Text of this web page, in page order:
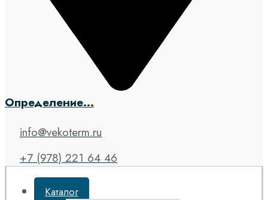
Определение...
info@vekoterm.ru
+7 (978) 221 64 46
Каталог